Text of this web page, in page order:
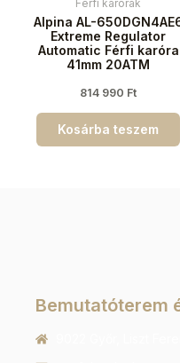
Férfi karórák
Alpina AL-
Extreme Regulator
Automatic Férfi karóra
41mm 20ATM
814 990 Ft
Kosárba teszem
Bemutatóterem